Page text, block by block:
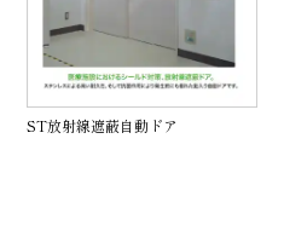
ST放射線遮蔽自動ドア